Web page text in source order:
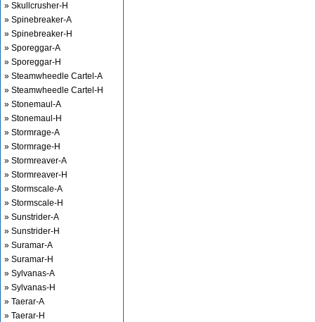
» Skullcrusher-H
» Spinebreaker-A
» Spinebreaker-H
» Sporeggar-A
» Sporeggar-H
» Steamwheedle Cartel-A
» Steamwheedle Cartel-H
» Stonemaul-A
» Stonemaul-H
» Stormrage-A
» Stormrage-H
» Stormreaver-A
» Stormreaver-H
» Stormscale-A
» Stormscale-H
» Sunstrider-A
» Sunstrider-H
» Suramar-A
» Suramar-H
» Sylvanas-A
» Sylvanas-H
» Taerar-A
» Taerar-H